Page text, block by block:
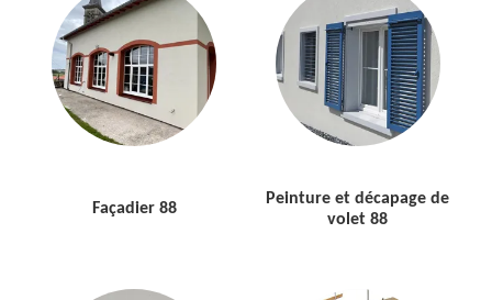
Façadier 88
Peinture et décapage de
volet 88